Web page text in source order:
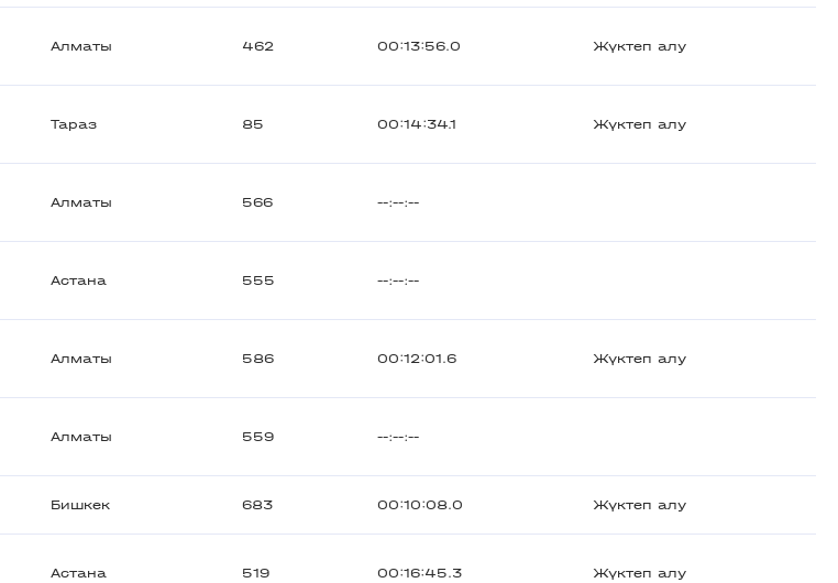
Алматы 462 00:13:56.0 Жүктеп алу
Тараз 85 00:14:34.1 Жүктеп алу
Алматы 566 --:--:--
Астана 555 --:--:--
Алматы 586 00:12:01.6 Жүктеп алу
Алматы 559 --:--:--
Бишкек 683 00:10:08.0 Жүктеп алу
Астана 519 00:16:45.3 Жүктеп алу